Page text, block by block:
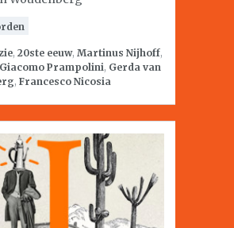
, 20ste eeuw, Martinus Nijhoff,
Giacomo Prampolini, Gerda van
, Francesco Nicosia